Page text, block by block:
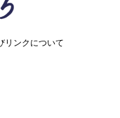
リンクについて